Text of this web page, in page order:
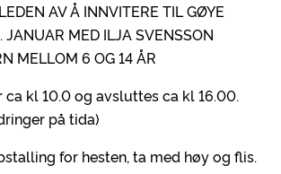
AV Å INNVITERE TIL GØYE
JANUAR MED ILJA SVENSSON
MELLOM 6 OG 14 ÅR
ca kl 10.0 og avsluttes ca kl 16.00.
på tida)
for hesten, ta med høy og flis.